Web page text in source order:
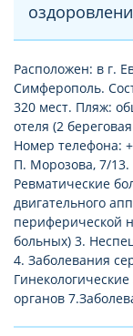
Расположен: в г.
Симферополь.
320 мест. Пляж:
отеля (2
Номер телефона:
П. Морозова, 7/
Ревматические
двигательного
периферической
больных) 3.
4. Заболевания
органов